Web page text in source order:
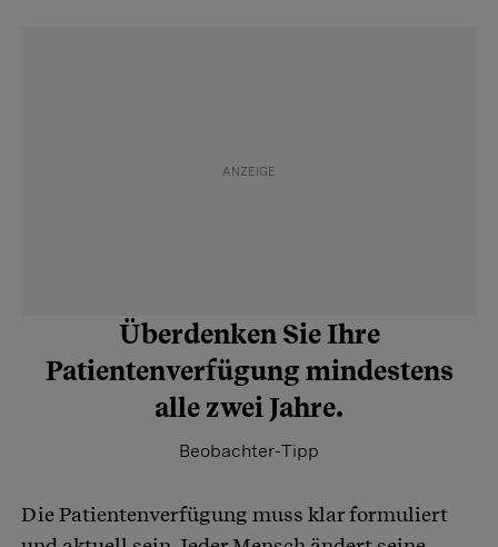
Überdenken Sie Ihre
Patientenverfügung mindestens
alle zwei Jahre.
Beobachter-Tipp
Die Patientenverfügung muss klar formuliert